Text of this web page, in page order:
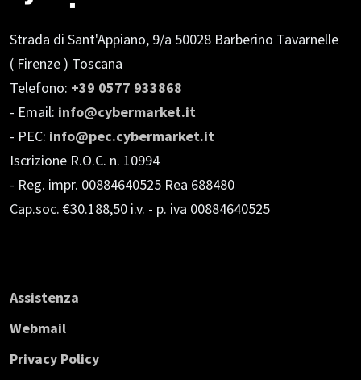
Strada di Sant'Appiano, 9/a 50028 Barberino Tavarnelle
( Firenze ) Toscana
Telefono: +39 0577 933868
- Email: info@cybermarket.it
- PEC: info@pec.cybermarket.it
Iscrizione R.O.C. n. 10994
- Reg. impr. 00884640525 Rea 688480
Cap.soc. €30.188,50 i.v. - p. iva 00884640525
Assistenza
Webmail
Privacy Policy